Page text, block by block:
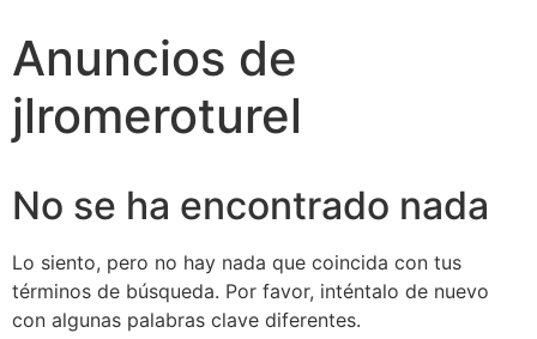
Anuncios de
jlromeroturel
No se ha encontrado nada
Lo siento, pero no hay nada que coincida con tus
términos de búsqueda. Por favor, inténtalo de nuevo
con algunas palabras clave diferentes.
Necesarias
Estas
son
necesarias
para que
web.